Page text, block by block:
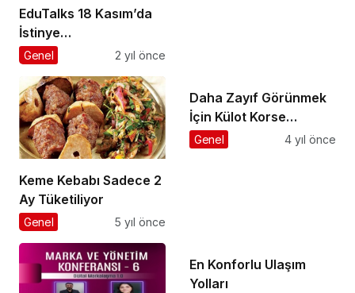
EduTalks 18 Kasım’da
İstinye
Üniversitesi’nde!
Genel 2 yıl önce
Keme Kebabı Sadece 2
Ay Tüketiliyor
Genel 5 yıl önce
Daha Zayıf Görünmek
İçin Külot Korse
Seçiminiz Nasıl Olmalı?
Genel 4 yıl önce
En Konforlu Ulaşım
Yolları